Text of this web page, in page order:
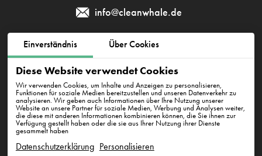
Einverständnis Über Cookies
Diese Website verwendet Cookies
Wir verwenden Cookies, um Inhalte und Anzeigen zu personalisieren,
Funktionen für soziale Medien bereitzustellen und unseren Datenverkehr zu
analysieren. Wir geben auch Informationen über Ihre Nutzung unserer
Website an unsere Partner für soziale Medien, Werbung und Analysen weiter,
die diese mit anderen Informationen kombinieren können, die Sie ihnen zur
Verfügung gestellt haben oder die sie aus Ihrer Nutzung ihrer Dienste
gesammelt haben
Datenschutzerklärung Personalisieren
info@cleanwhale.de
Cookie-Richtlinie Impressum
CleanWhale GmbH, HRB 240046 B, DE353460818
Westhafenstraße 1, 13353 Berlin